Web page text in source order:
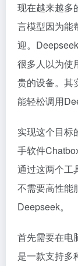
现在越来越多
言模型因为能
迎。
很多人以为使
贵的设备。其
能轻松调用
实现这个目标
手软件
通过这两个工
不需要高性能
Deepseek。
首先需要在电
是一款支持多